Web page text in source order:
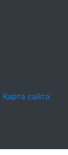
Карта сайта